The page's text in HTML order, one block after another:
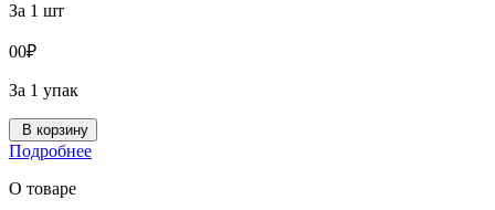
За 1 шт
00₽
За 1 упак
В корзину
Подробнее
О товаре